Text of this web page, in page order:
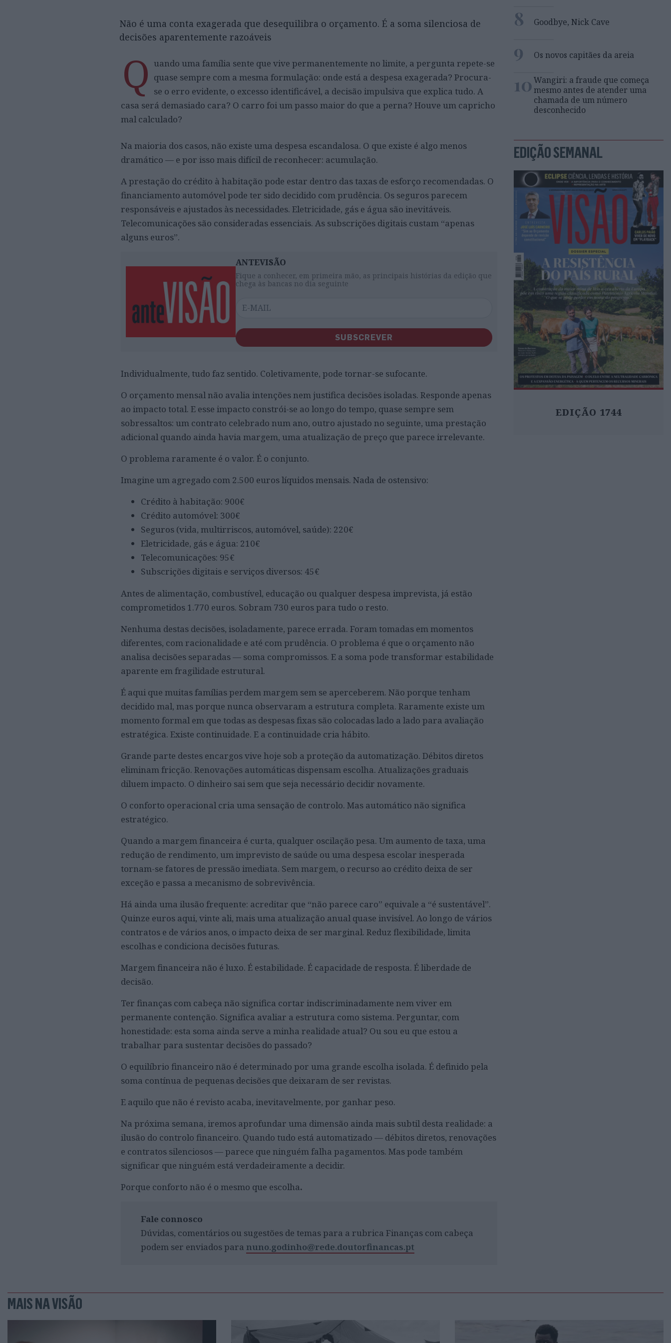
Não é uma conta exagerada que desequilibra o orçamento. É a soma silenciosa de
decisões aparentemente razoáveis
Q uando uma família sente que vive permanentemente no limite, a pergunta repete-se
quase sempre com a mesma formulação: onde está a despesa exagerada? Procura-
se o erro evidente, o excesso identificável, a decisão impulsiva que explica tudo. A
casa será demasiado cara? O carro foi um passo maior do que a perna? Houve um capricho
mal calculado?
Na maioria dos casos, não existe uma despesa escandalosa. O que existe é algo menos
dramático — e por isso mais difícil de reconhecer: acumulação.
A prestação do crédito à habitação pode estar dentro das taxas de esforço recomendadas. O
financiamento automóvel pode ter sido decidido com prudência. Os seguros parecem
responsáveis e ajustados às necessidades. Eletricidade, gás e água são inevitáveis.
Telecomunicações são consideradas essenciais. As subscrições digitais custam “apenas
alguns euros”.
ANTEVISÃO
Fique a conhecer, em primeira mão, as principais histórias da edição que
chega às bancas no dia seguinte
SUBSCREVER
Individualmente, tudo faz sentido. Coletivamente, pode tornar-se sufocante.
O orçamento mensal não avalia intenções nem justifica decisões isoladas. Responde apenas
ao impacto total. E esse impacto constrói-se ao longo do tempo, quase sempre sem
sobressaltos: um contrato celebrado num ano, outro ajustado no seguinte, uma prestação
adicional quando ainda havia margem, uma atualização de preço que parece irrelevante.
O problema raramente é o valor. É o conjunto.
Imagine um agregado com 2.500 euros líquidos mensais. Nada de ostensivo:
Crédito à habitação: 900€
Crédito automóvel: 300€
Seguros (vida, multirriscos, automóvel, saúde): 220€
Eletricidade, gás e água: 210€
Telecomunicações: 95€
Subscrições digitais e serviços diversos: 45€
Antes de alimentação, combustível, educação ou qualquer despesa imprevista, já estão
comprometidos 1.770 euros. Sobram 730 euros para tudo o resto.
Nenhuma destas decisões, isoladamente, parece errada. Foram tomadas em momentos
diferentes, com racionalidade e até com prudência. O problema é que o orçamento não
analisa decisões separadas — soma compromissos. E a soma pode transformar estabilidade
aparente em fragilidade estrutural.
É aqui que muitas famílias perdem margem sem se aperceberem. Não porque tenham
decidido mal, mas porque nunca observaram a estrutura completa. Raramente existe um
momento formal em que todas as despesas fixas são colocadas lado a lado para avaliação
estratégica. Existe continuidade. E a continuidade cria hábito.
Grande parte destes encargos vive hoje sob a proteção da automatização. Débitos diretos
eliminam fricção. Renovações automáticas dispensam escolha. Atualizações graduais
diluem impacto. O dinheiro sai sem que seja necessário decidir novamente.
O conforto operacional cria uma sensação de controlo. Mas automático não significa
estratégico.
Quando a margem financeira é curta, qualquer oscilação pesa. Um aumento de taxa, uma
redução de rendimento, um imprevisto de saúde ou uma despesa escolar inesperada
tornam-se fatores de pressão imediata. Sem margem, o recurso ao crédito deixa de ser
exceção e passa a mecanismo de sobrevivência.
Há ainda uma ilusão frequente: acreditar que “não parece caro” equivale a “é sustentável”.
Quinze euros aqui, vinte ali, mais uma atualização anual quase invisível. Ao longo de vários
contratos e de vários anos, o impacto deixa de ser marginal. Reduz flexibilidade, limita
escolhas e condiciona decisões futuras.
Margem financeira não é luxo. É estabilidade. É capacidade de resposta. É liberdade de
decisão.
Ter finanças com cabeça não significa cortar indiscriminadamente nem viver em
permanente contenção. Significa avaliar a estrutura como sistema. Perguntar, com
honestidade: esta soma ainda serve a minha realidade atual? Ou sou eu que estou a
trabalhar para sustentar decisões do passado?
O equilíbrio financeiro não é determinado por uma grande escolha isolada. É definido pela
soma contínua de pequenas decisões que deixaram de ser revistas.
E aquilo que não é revisto acaba, inevitavelmente, por ganhar peso.
Na próxima semana, iremos aprofundar uma dimensão ainda mais subtil desta realidade: a
ilusão do controlo financeiro. Quando tudo está automatizado — débitos diretos, renovações
e contratos silenciosos — parece que ninguém falha pagamentos. Mas pode também
significar que ninguém está verdadeiramente a decidir.
Porque conforto não é o mesmo que escolha.
Fale connosco
Dúvidas, comentários ou sugestões de temas para a rubrica Finanças com cabeça
podem ser enviados para nuno.godinho@rede.doutorfinancas.pt
8 Goodbye, Nick Cave
9 Os novos capitães da areia
10Wangiri: a fraude que começa
mesmo antes de atender uma
chamada de um número
desconhecido
EDIÇÃO SEMANAL
EDIÇÃO 1744
MAIS NA VISÃO